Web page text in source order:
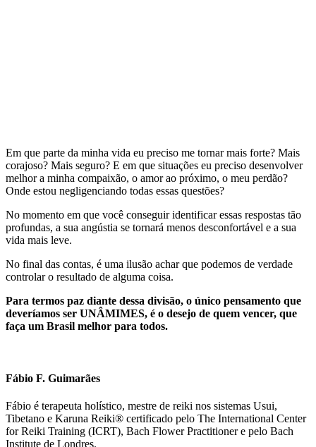
Em que parte da minha vida eu preciso me tornar mais forte? Mais
corajoso? Mais seguro? E em que situações eu preciso desenvolver
melhor a minha compaixão, o amor ao próximo, o meu perdão?
Onde estou negligenciando todas essas questões?
No momento em que você conseguir identificar essas respostas tão
profundas, a sua angústia se tornará menos desconfortável e a sua
vida mais leve.
No final das contas, é uma ilusão achar que podemos de verdade
controlar o resultado de alguma coisa.
Para termos paz diante dessa divisão, o único pensamento que
deveríamos ser UNÂMIMES, é o desejo de quem vencer, que
faça um Brasil melhor para todos.
Fábio F. Guimarães
Fábio é terapeuta holístico, mestre de reiki nos sistemas Usui,
Tibetano e Karuna Reiki® certificado pelo The International Center
for Reiki Training (ICRT), Bach Flower Practitioner e pelo Bach
Institute de Londres.